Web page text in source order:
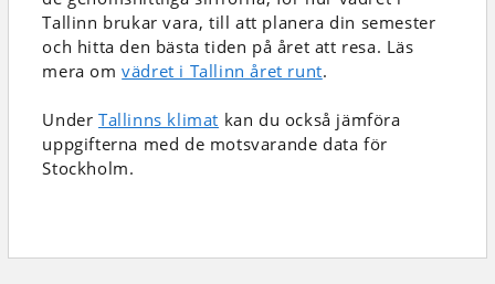
Tallinn brukar vara, till att planera din semester
och hitta den bästa tiden på året att resa. Läs
mera omvädret i Tallinn året runt.
Under Tallinns klimat kan du också jämföra
uppgifterna med de motsvarande data för
Stockholm.